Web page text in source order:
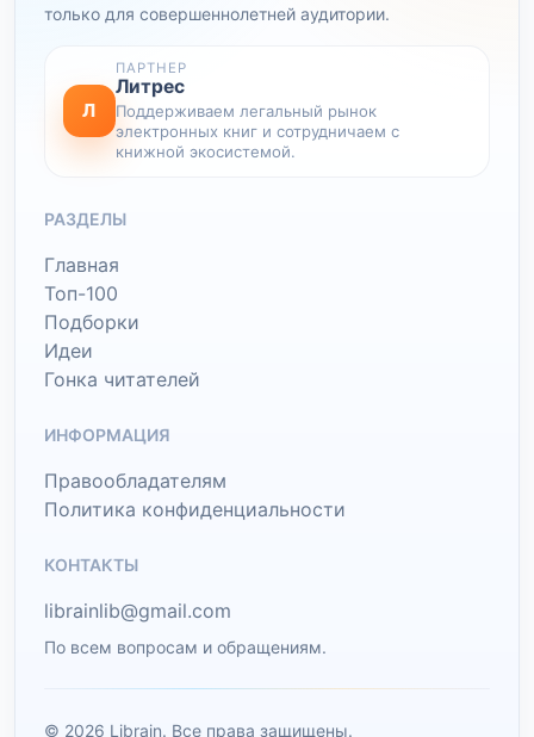
только для совершеннолетней аудитории.
Л
ПАРТНЕР
Литрес
Поддерживаем легальный рынок
электронных книг и сотрудничаем с
книжной экосистемой.
РАЗДЕЛЫ
Главная
Топ-100
Подборки
Идеи
Гонка читателей
ИНФОРМАЦИЯ
Правообладателям
Политика конфиденциальности
КОНТАКТЫ
librainlib@gmail.com
По всем вопросам и обращениям.
© 2026 Librain. Все права защищены.